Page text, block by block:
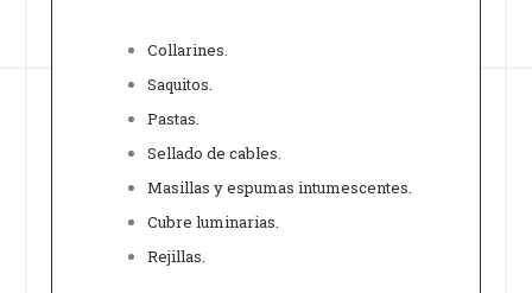
Collarines.
Saquitos.
Pastas.
Sellado de cables.
Masillas y espumas intumescentes.
Cubre luminarias.
Rejillas.